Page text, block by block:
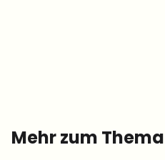
Mehr zum Thema